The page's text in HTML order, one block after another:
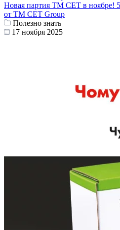
Новая партия ТМ СЕТ в ноябре! 5
от ТМ CET Group
Полезно знать
17 ноября 2025